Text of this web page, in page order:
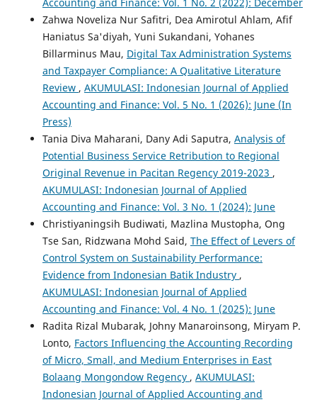
Accounting and Finance: Vol. 1 No. 2 (2022): December
Zahwa Noveliza Nur Safitri, Dea Amirotul Ahlam, Afif
Haniatus Sa'diyah, Yuni Sukandani, Yohanes
Billarminus Mau, Digital Tax Administration Systems
and Taxpayer Compliance: A Qualitative Literature
Review , AKUMULASI: Indonesian Journal of Applied
Accounting and Finance: Vol. 5 No. 1 (2026): June (In
Press)
Tania Diva Maharani, Dany Adi Saputra, Analysis of
Potential Business Service Retribution to Regional
Original Revenue in Pacitan Regency 2019-2023 ,
AKUMULASI: Indonesian Journal of Applied
Accounting and Finance: Vol. 3 No. 1 (2024): June
Christiyaningsih Budiwati, Mazlina Mustopha, Ong
Tse San, Ridzwana Mohd Said, The Effect of Levers of
Control System on Sustainability Performance:
Evidence from Indonesian Batik Industry ,
AKUMULASI: Indonesian Journal of Applied
Accounting and Finance: Vol. 4 No. 1 (2025): June
Radita Rizal Mubarak, Johny Manaroinsong, Miryam P.
Lonto, Factors Influencing the Accounting Recording
of Micro, Small, and Medium Enterprises in East
Bolaang Mongondow Regency , AKUMULASI:
Indonesian Journal of Applied Accounting and